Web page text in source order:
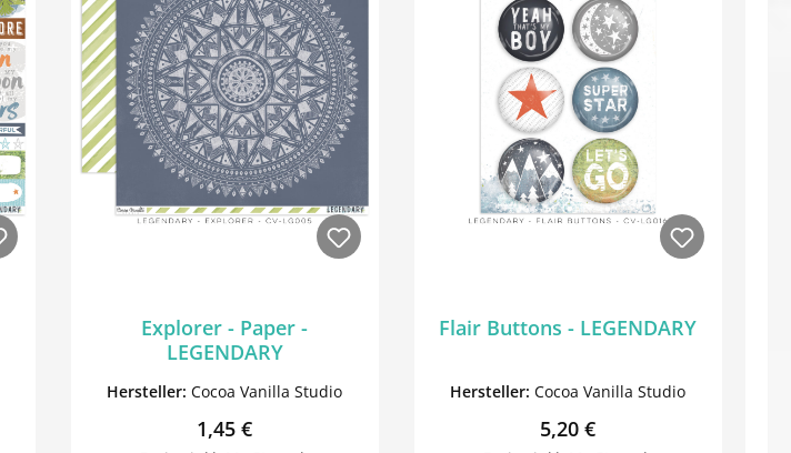
Explorer - Paper -
LEGENDARY
Hersteller:Cocoa Vanilla Studio
Regulärer Preis:
1,45 €
Flair Buttons - LEGENDARY
Hersteller:Cocoa Vanilla Studio
Regulärer Preis:
5,20 €